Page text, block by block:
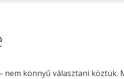
könnyű választani köztük.